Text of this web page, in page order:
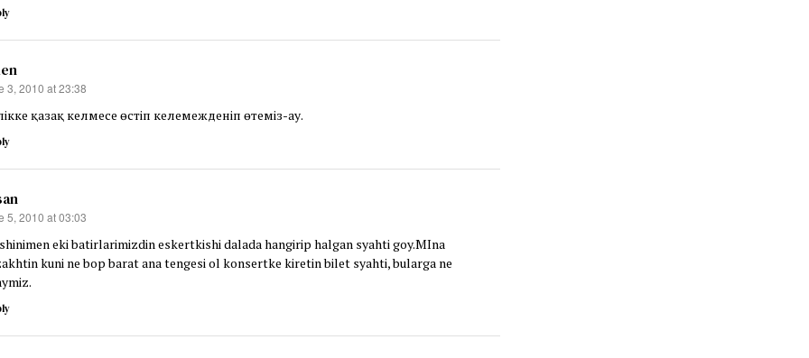
3, 2010 at 23:38
қазақ келмесе өстіп келемежденіп өтеміз-ау.
5, 2010 at 03:03
eki batirlarimizdin eskertkishi dalada hangirip halgan syahti goy.MIna
kuni ne bop barat ana tengesi ol konsertke kiretin bilet syahti, bularga ne